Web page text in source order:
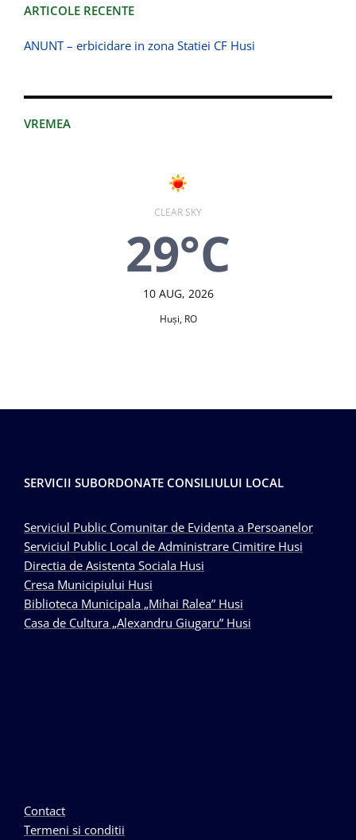
ARTICOLE RECENTE
ANUNT – erbicidare in zona Statiei CF Husi
VREMEA
CLEAR SKY
29°C
10 AUG, 2026
Huşi, RO
SERVICII SUBORDONATE CONSILIULUI LOCAL
Serviciul Public Comunitar de Evidenta a Persoanelor
Serviciul Public Local de Administrare Cimitire Husi
Directia de Asistenta Sociala Husi
Cresa Municipiului Husi
Biblioteca Municipala „Mihai Ralea” Husi
Casa de Cultura „Alexandru Giugaru” Husi
Contact
Termeni si conditii